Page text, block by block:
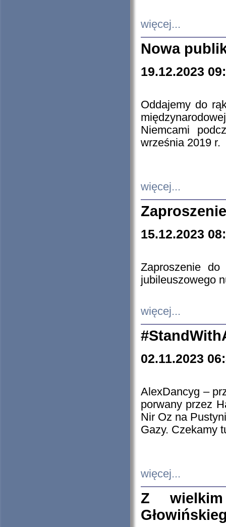
więcej...
Nowa
19.12.2023
Oddajemy do
Niemcami
września 2019 r.
więcej...
15.12.2023
Zaproszenie do
jubileuszowego
więcej...
02.11.2023
AlexDancyg –
porwany przez
Nir Oz na
Gazy. Czekamy
więcej...
Z